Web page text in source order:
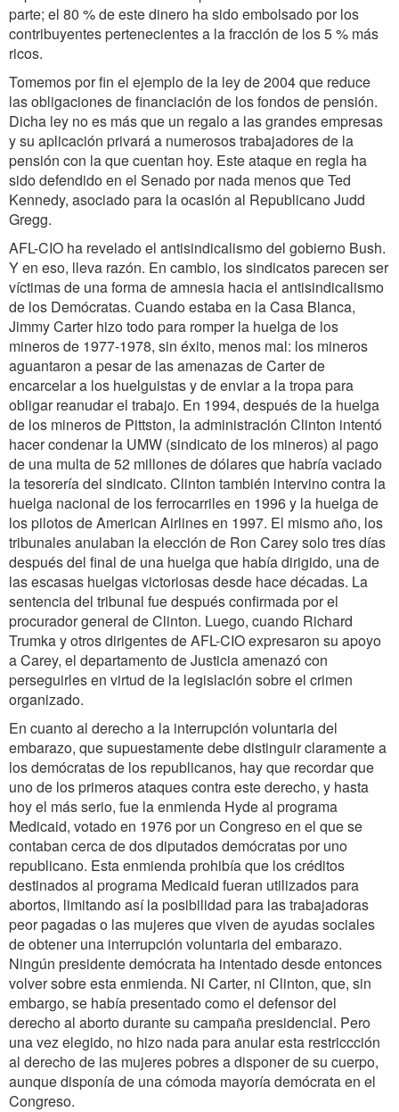
parte; el 80 % de este dinero ha sido embolsado por los
contribuyentes pertenecientes a la fracción de los 5 % más
ricos.
Tomemos por fin el ejemplo de la ley de 2004 que reduce
las obligaciones de financiación de los fondos de pensión.
Dicha ley no es más que un regalo a las grandes empresas
y su aplicación privará a numerosos trabajadores de la
pensión con la que cuentan hoy. Este ataque en regla ha
sido defendido en el Senado por nada menos que Ted
Kennedy, asociado para la ocasión al Republicano Judd
Gregg.
AFL-CIO ha revelado el antisindicalismo del gobierno Bush.
Y en eso, lleva razón. En cambio, los sindicatos parecen ser
víctimas de una forma de amnesia hacia el antisindicalismo
de los Demócratas. Cuando estaba en la Casa Blanca,
Jimmy Carter hizo todo para romper la huelga de los
mineros de 1977-1978, sin éxito, menos mal: los mineros
aguantaron a pesar de las amenazas de Carter de
encarcelar a los huelguistas y de enviar a la tropa para
obligar reanudar el trabajo. En 1994, después de la huelga
de los mineros de Pittston, la administración Clinton intentó
hacer condenar la UMW (sindicato de los mineros) al pago
de una multa de 52 millones de dólares que habría vaciado
la tesorería del sindicato. Clinton también intervino contra la
huelga nacional de los ferrocarriles en 1996 y la huelga de
los pilotos de American Airlines en 1997. El mismo año, los
tribunales anulaban la elección de Ron Carey solo tres días
después del final de una huelga que había dirigido, una de
las escasas huelgas victoriosas desde hace décadas. La
sentencia del tribunal fue después confirmada por el
procurador general de Clinton. Luego, cuando Richard
Trumka y otros dirigentes de AFL-CIO expresaron su apoyo
a Carey, el departamento de Justicia amenazó con
perseguirles en virtud de la legislación sobre el crimen
organizado.
En cuanto al derecho a la interrupción voluntaria del
embarazo, que supuestamente debe distinguir claramente a
los demócratas de los republicanos, hay que recordar que
uno de los primeros ataques contra este derecho, y hasta
hoy el más serio, fue la enmienda Hyde al programa
Medicaid, votado en 1976 por un Congreso en el que se
contaban cerca de dos diputados demócratas por uno
republicano. Esta enmienda prohibía que los créditos
destinados al programa Medicaid fueran utilizados para
abortos, limitando así la posibilidad para las trabajadoras
peor pagadas o las mujeres que viven de ayudas sociales
de obtener una interrupción voluntaria del embarazo.
Ningún presidente demócrata ha intentado desde entonces
volver sobre esta enmienda. Ni Carter, ni Clinton, que, sin
embargo, se había presentado como el defensor del
derecho al aborto durante su campaña presidencial. Pero
una vez elegido, no hizo nada para anular esta restriccción
al derecho de las mujeres pobres a disponer de su cuerpo,
aunque disponía de una cómoda mayoría demócrata en el
Congreso.